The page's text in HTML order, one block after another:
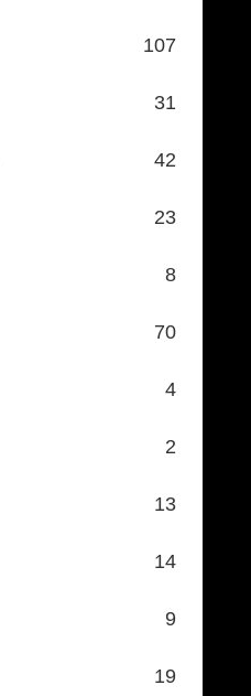
107
31
42
23
8
70
4
2
13
14
9
19